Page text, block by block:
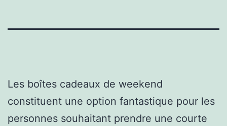
Les boîtes cadeaux de weekend
constituent une option fantastique pour les
personnes souhaitant prendre une courte